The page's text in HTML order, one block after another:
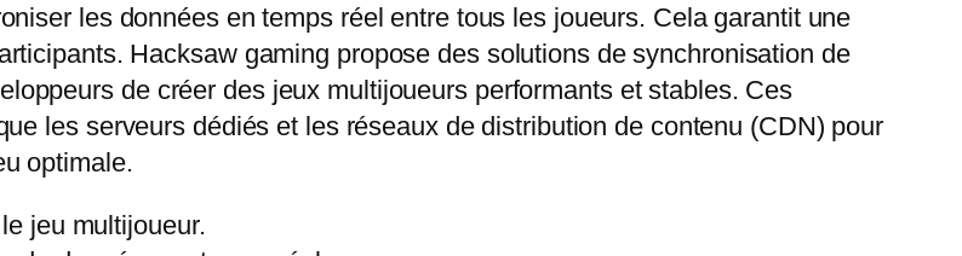
les données en temps réel entre tous les joueurs. Cela garantit une
Hacksaw gaming propose des solutions de synchronisation de
de créer des jeux multijoueurs performants et stables. Ces
les serveurs dédiés et les réseaux de distribution de contenu (CDN) pour
optimale.
jeu multijoueur.